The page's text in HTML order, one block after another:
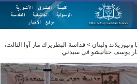
ونيوزيلاند ولبنان > قداسة البطريرك مار آوا الثالث،
يوسف خنانيشو في سيدني